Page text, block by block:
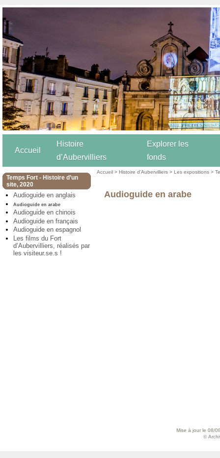
Accueil
Histoire
d’Aubervilliers
Explorer les
fonds
Temps Fort - Histoire d’un
site, 2020
Audioguide en anglais
Audioguide en arabe
Audioguide en chinois
Audioguide en français
Audioguide en espagnol
Les films du Fort
d’Aubervilliers, réalisés par
les visiteur.se.s !
Accueil >Histoire d’Aubervilliers>Les expositions >
Audioguide en arabe
Mise à jour le 08/
©